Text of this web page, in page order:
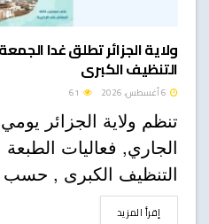
ولاية الجزائر تطلق غدا
التنظيف الكبرى
الجاري, فعاليات
التنظيف الكبرى , حسب
إقرأ المزيدDETAILS